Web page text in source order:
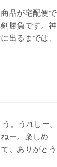
品が宅配便で
勝負です。神
出るまでは、
。うれしー。
ー。楽しめ
、ありがとう